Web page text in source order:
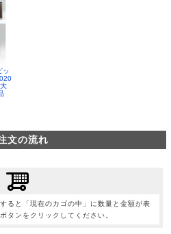
ッ
文の流れ
ると「現在のカゴの中」に数量と金額が表
タンをクリックしてください。